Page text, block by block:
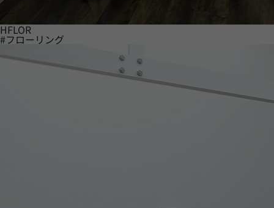
HFLOR
#フローリング